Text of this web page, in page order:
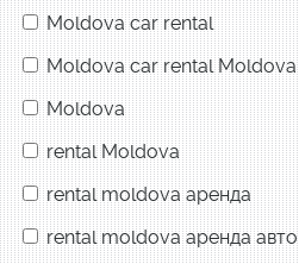
Moldova car rental
Moldova car rental Moldova
Moldova
rental Moldova
rental moldova аренда
rental moldova аренда авто